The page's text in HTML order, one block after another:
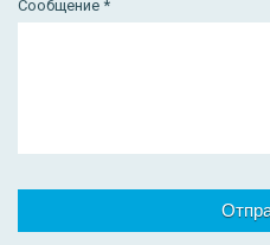
Сообщение *